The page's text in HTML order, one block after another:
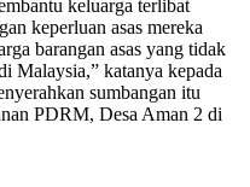
keluarga terlibat
keperluan asas mereka
barangan asas yang tidak
Malaysia,” katanya kepada
sumbangan itu
PDRM, Desa Aman 2 di